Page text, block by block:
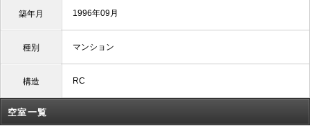
築年月 1996年09月
種別 マンション
構造 RC
空室一覧